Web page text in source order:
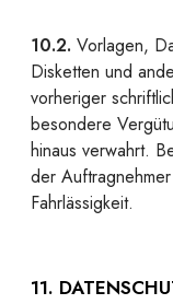
10.2. Vorlagen,
Disketten und
vorheriger
besondere
hinaus verwahrt.
der
Fahrlässigkeit.
11.